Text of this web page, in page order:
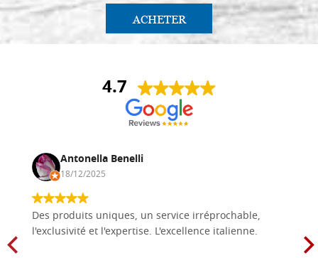
ACHETER
4.7
Antonella Benelli
18/12/2025
Des produits uniques, un service irréprochable,
l'exclusivité et l'expertise. L'excellence italienne.